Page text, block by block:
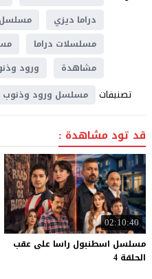
دراما ديزي
مسلسل
مسلسلات دراما
مشاهدة
ورود
تصنيفات مسلسل ورود وذنوب
قد تود مشاهدة :
02:10:40
مسلسل اسطنبول راسا على عقب
الحلقة 4